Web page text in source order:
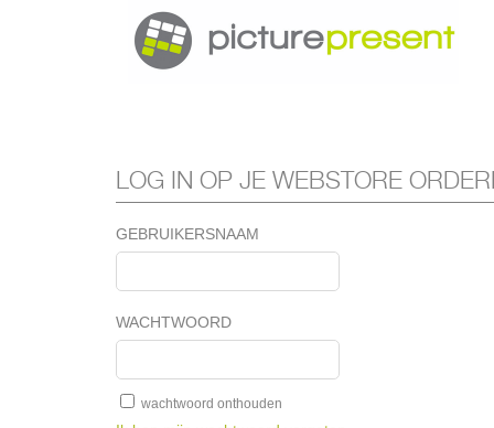
LOG IN OP JE WEBSTORE
GEBRUIKERSNAAM
WACHTWOORD
wachtwoord onthouden